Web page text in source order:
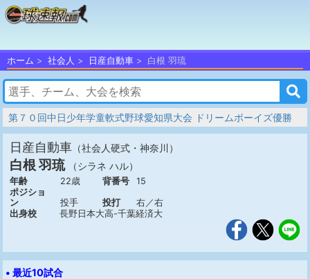
ホーム 社会人 日産自動車 白根 羽琉
第７０回中日少年学童軟式野球愛知県大会 ドリームボーイズ優勝
日産自動車 （社会人硬式・神奈川）
白根 羽琉 （シラネ ハル）
年齢 22歳 背番号
15
ポジショ
ン
投手 投打
右／右
出身校
長野日本大高-千葉経済大
• 最近10試合